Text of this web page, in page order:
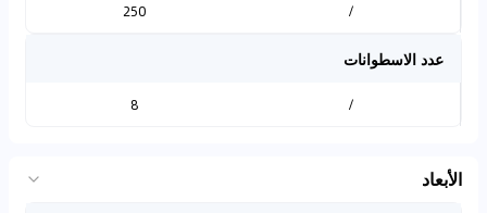
/
250
عدد الاسطوانات
/
8
الأبعاد